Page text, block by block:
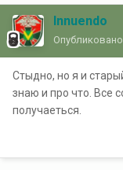
Innuendo
Опубликовано
Стыдно, но я и
знаю и про что. Все
получаеться.